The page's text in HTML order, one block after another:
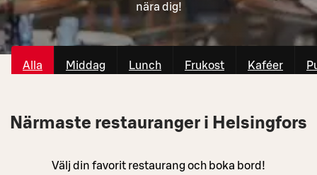
nära dig!
Alla Middag Lunch Frukost Kaféer
Närmaste restauranger i Helsingfors
Välj din favorit restaurang och boka bord!